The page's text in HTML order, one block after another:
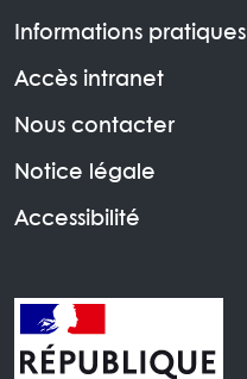
Informations pratiques
Accès intranet
Nous contacter
Notice légale
Accessibilité